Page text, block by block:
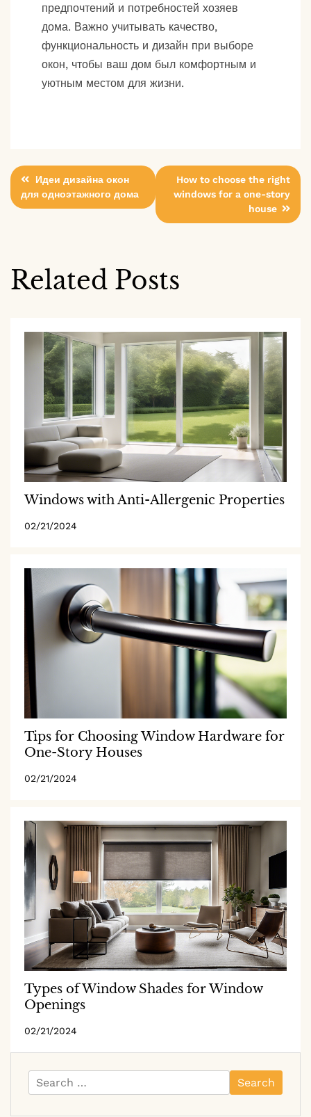
предпочтений и потребностей хозяев
дома. Важно учитывать качество,
функциональность и дизайн при выборе
окон, чтобы ваш дом был комфортным и
уютным местом для жизни.
Post
navigation
Идеи дизайна окон
для одноэтажного дома
How to choose the right
windows for a one-story
house
Related Posts
Windows with Anti-Allergenic Properties
02/21/2024
Tips for Choosing Window Hardware for
One-Story Houses
02/21/2024
Types of Window Shades for Window
Openings
02/21/2024
Search
for: